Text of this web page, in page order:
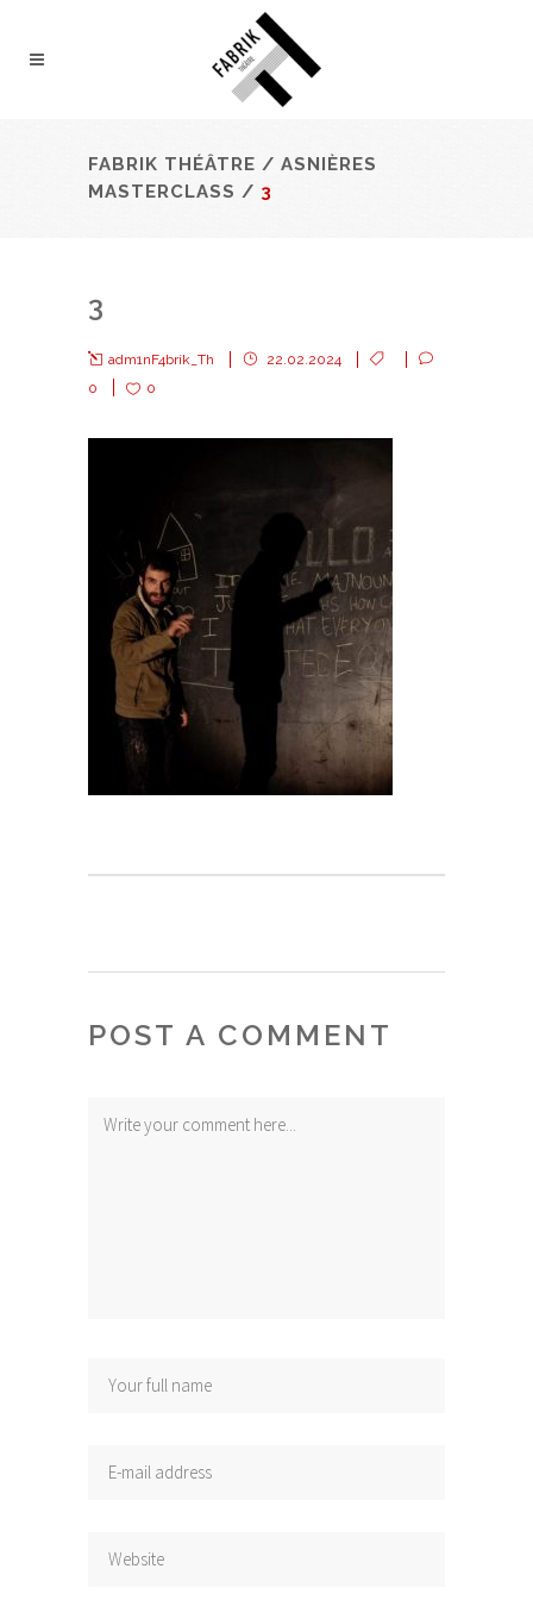
FABRIK THÉÂTRE / ASNIÈRES
MASTERCLASS / 3
3
adm1nF4brik_Th
22.02.2024
0
0
POST A COMMENT